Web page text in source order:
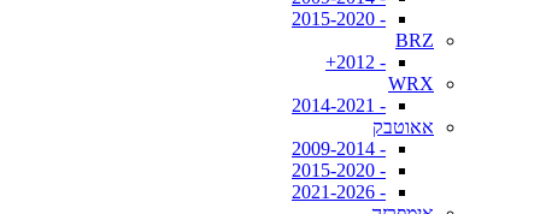
- 2015-2020
BRZ
- 2012+
WRX
- 2014-2021
אאוטבק
- 2009-2014
- 2015-2020
- 2021-2026